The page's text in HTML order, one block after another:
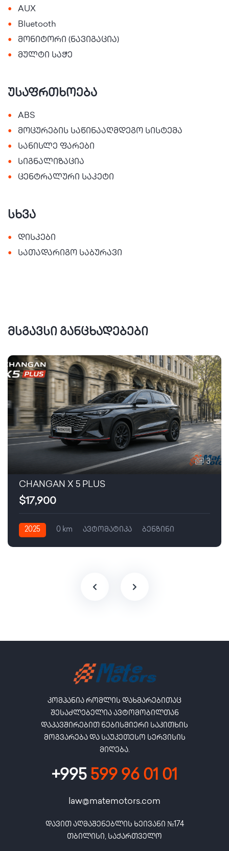
• AUX
• Bluetooth
• მონიტორი (ნავიგაცია)
• მულტი საჭე
უსაფრთხოება
• ABS
• მოცურების საწინააღმდეგო სისტემა
• სანისლე ფარები
• სიგნალიზაცია
• ცენტრალური საკეტი
სხვა
• დისკები
• სათადარიგო საბურავი
მსგავსი განცხადებები
3
CHANGAN X 5 PLUS
$17,900
2025 0 km ავტომატიკა ბენზინი
კომპანია რომლის დახმარებითაც
შესაძლებელია ავტომობილთან
დაკავშირებით ნებისმიერი საკითხის
მოგვარება და საუკეთესო სერვისის
მიღება.
+995 599 96 01 01
law@matemotors.com
დავით აღმაშენებლის ხეივანი №174
თბილისი, საქართველო